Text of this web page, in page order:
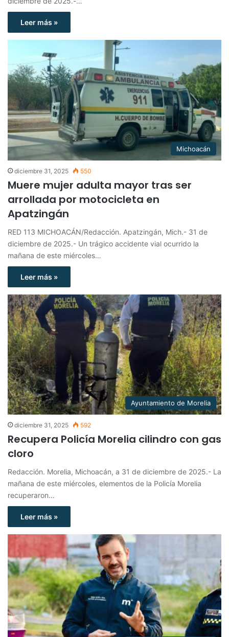
Leer más »
Michoacán
diciembre 31, 2025 550
Muere mujer adulta mayor tras ser
arrollada por motocicleta en
Apatzingán
RED 113 MICHOACÁN/Redacción. Apatzingán, Mich.- 31 de
diciembre de 2025.- Un trágico accidente vial ocurrido la
mañana de este miércoles…
Leer más »
Ayuntamiento de Morelia
diciembre 31, 2025 592
Recupera Policía Morelia cilindro con gas
cloro
Redacción. Morelia, Michoacán, a 31 de diciembre de 2025.- La
mañana de este miércoles, elementos de la Policía Morelia
recuperaron…
Leer más »